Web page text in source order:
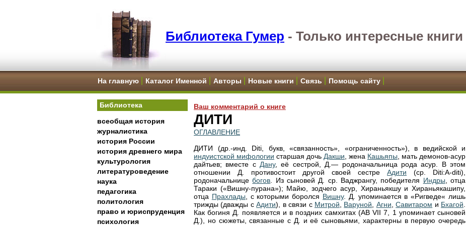
Библиотека Гумер - Только интересные книги
На главную Каталог Именной Авторы Новые книги Связь Помощь сайту
Библиотека
всеобщая история
журналистика
история России
история древнего мира
культурология
литературоведение
наука
педагогика
политология
право и юриспруденция
психология
Ваш комментарий о книге
ДИТИ
ОГЛАВЛЕНИЕ
ДИТИ (др.-инд. Diti, букв, «связанность», «ограниченность»), в ведийской и
индуистской мифологии старшая дочь Дакши , жена Кашьяпы , мать демонов-асур
дайтьев; вместе с Дану, её сестрой, Д.— родоначальница рода асур. В этом
отношении Д. противостоит другой своей сестре Адити (ср. Diti:A-diti),
родоначальницебогов . Из сыновей Д. ср. Ваджрангу, победителя Индры , отца
Тараки («Вишну-пурана»); Майю, зодчего асур, Хираньякшу и Хираньякашипу,
отца Прахлады , с которыми боролся Вишну. Д. упоминается в «Ригведе« лишь
трижды (дважды сАдити), в связи с Митрой Варуной Агни ,Савитаром и Бхагой
Как богиня Д. появляется и в поздних самхитах (AB VII 7, 1 упоминает сыновей
Д.), но сюжеты, связанные с Д. и её сыновьями, характерны в первую очередь